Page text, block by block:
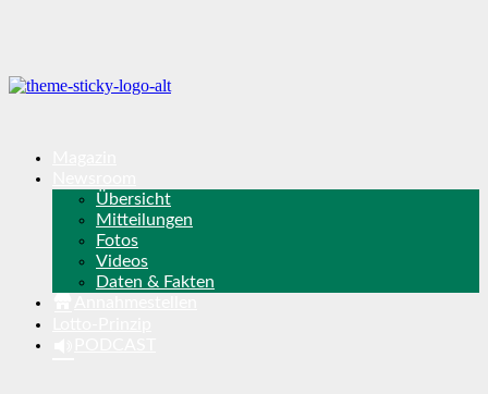
Übersicht
Mitteilungen
Fotos
Videos
Daten & Fakten